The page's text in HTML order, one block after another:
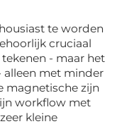
te worden
cruciaal
- maar het
alleen met minder
magnetische zijn
workflow met
kleine